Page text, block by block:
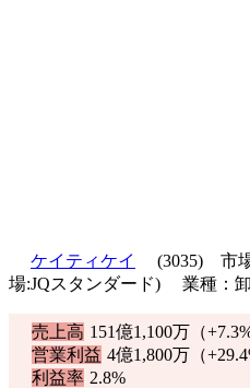
ケイティケイ
(3035) 市
場:JQスタンダード) 業種：
売上高 151億1,100万（
営業利益 4億1,800万（
利益率 2.8%